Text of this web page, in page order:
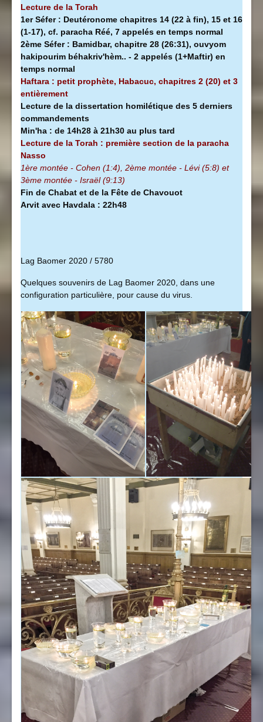
Lecture de la Torah
1er Séfer : Deutéronome chapitres 14 (22 à fin), 15 et 16
(1-17), cf. paracha Réé, 7 appelés en temps normal
2ème Séfer : Bamidbar, chapitre 28 (26:31), ouvyom
hakipourim béhakriv'hèm.. - 2 appelés (1+Maftir) en
temps normal
Haftara : petit prophète, Habacuc, chapitres 2 (20) et 3
entièrement
Lecture de la dissertation homilétique des 5 derniers
commandements
Min'ha : de 14h28 à 21h30 au plus tard
Lecture de la Torah : première section de la paracha
Nasso
1ère montée - Cohen (1:4), 2ème montée - Lévi (5:8) et
3ème montée - Israël (9:13)
Fin de Chabat et de la Fête de Chavouot
Arvit avec Havdala : 22h48
Lag Baomer 2020 / 5780
Quelques souvenirs de Lag Baomer 2020, dans une
configuration particulière, pour cause du virus.